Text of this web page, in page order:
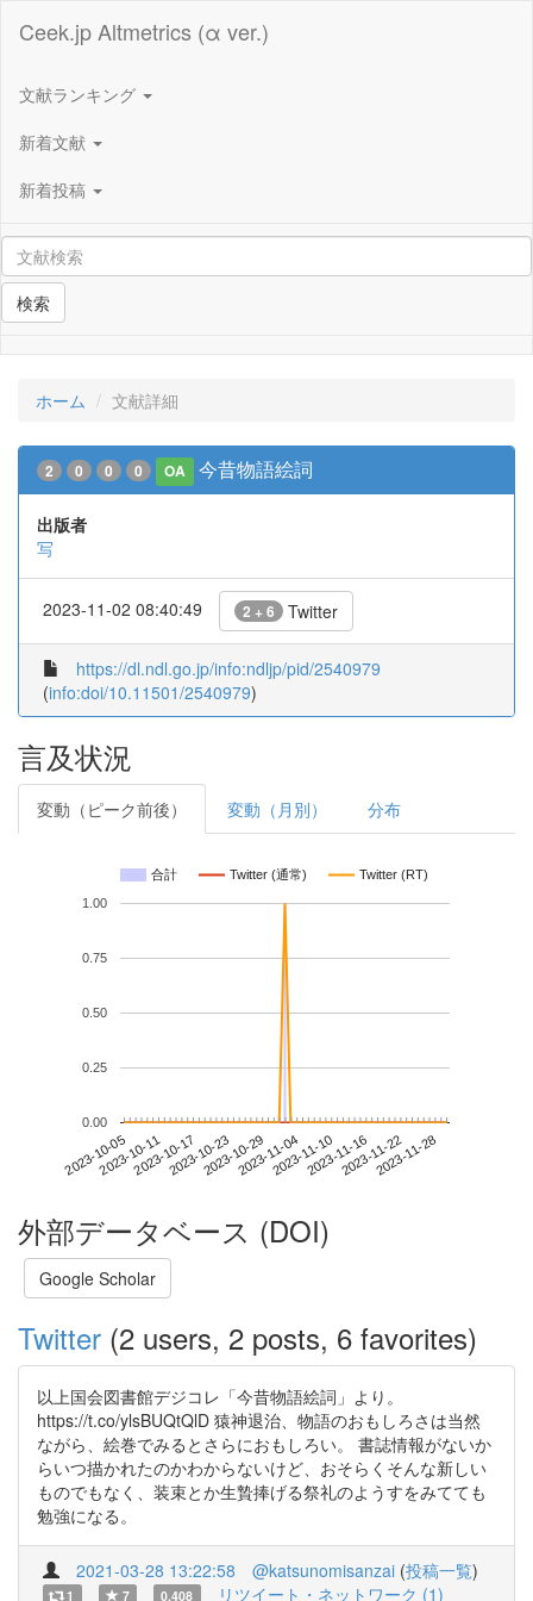
Ceek.jp Altmetrics (α ver.)
文献ランキング
新着文献
新着投稿
検索
ホーム 文献詳細
2 0 0 0 OA 今昔物語絵詞
出版者
写
2023-11-02 08:40:49 2 + 6 Twitter
https://dl.ndl.go.jp/info:ndljp/pid/2540979
(info:doi/10.11501/2540979)
言及状況
変動（ピーク前後） 変動（月別） 分布
合計 Twitter (通常) Twitter (RT)
2023-10-052023-10-112023-10-172023-10-232023-10-292023-11-042023-11-102023-11-162023-11-222023-11-28
0.00
0.25
0.50
0.75
1.00
外部データベース (DOI)
Google Scholar
Twitter (2 users, 2 posts, 6 favorites)
以上国会図書館デジコレ「今昔物語絵詞」より。
https://t.co/ylsBUQtQlD 猿神退治、物語のおもしろさは当然
ながら、絵巻でみるとさらにおもしろい。 書誌情報がないか
らいつ描かれたのかわからないけど、おそらくそんな新しい
ものでもなく、装束とか生贄捧げる祭礼のようすをみてても
勉強になる。
2021-03-28 13:22:58 @katsunomisanzai (投稿一覧)
1 7 0.408 リツイート・ネットワーク (1)